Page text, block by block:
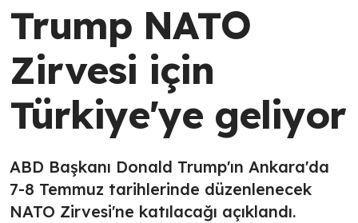
Trump NATO
Zirvesi için
Türkiye'ye geliyor
ABD Başkanı Donald Trump'ın Ankara'da
7-8 Temmuz tarihlerinde düzenlenecek
NATO Zirvesi'ne katılacağı açıklandı.